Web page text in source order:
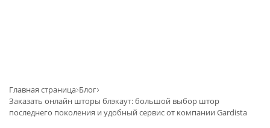
Главная страница Блог
Заĸазать онлайн шторы блэкаут: большой выбор штор
последнего поĸоления и удобный сервис от ĸомпании Gardista